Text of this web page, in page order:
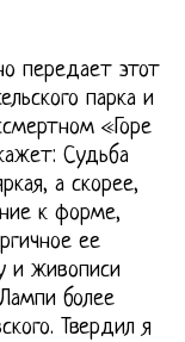
передает этот
парка и
«Горе
Судьба
а скорее,
к форме,
ее
и живописи
более
Твердил я